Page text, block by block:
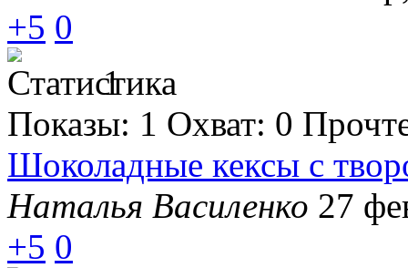
+5 0
1
Показы: 1 Охват: 0
Шоколадные кексы с
Наталья Василенко 27
+5 0